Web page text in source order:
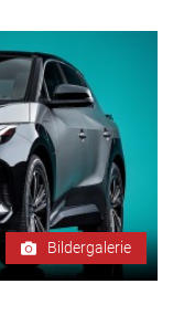
Bildergalerie